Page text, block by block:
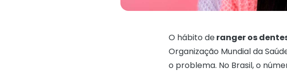
O hábito deranger os
Organização Mundial da
o problema. No Brasil, o